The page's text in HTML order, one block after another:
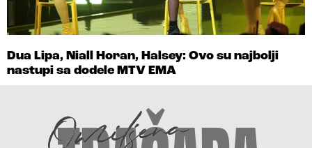
Dua Lipa, Niall Horan, Halsey: Ovo su najbolji
nastupi sa dodele MTV EMA